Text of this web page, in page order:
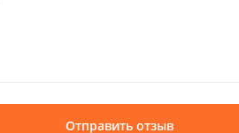
Отправить отзыв